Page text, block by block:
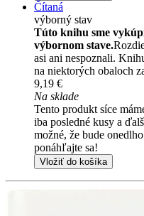
Čítaná
výborný stav
Túto knihu sme
výbornom stave.
asi ani nespoznali.
na niektorých obaloch
9,19 €
Na sklade
Tento produkt síce
iba posledné kusy a
možné, že bude
ponáhľajte sa!
Vložiť do košíka